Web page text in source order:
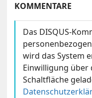
KOMMENTARE
Das DISQUS-
wird das System
Einwilligung über
Schaltfläche